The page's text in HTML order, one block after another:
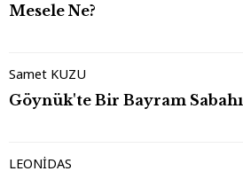
Mesele Ne?
Samet KUZU
Göynük'te Bir Bayram Sabahı
LEONİDAS